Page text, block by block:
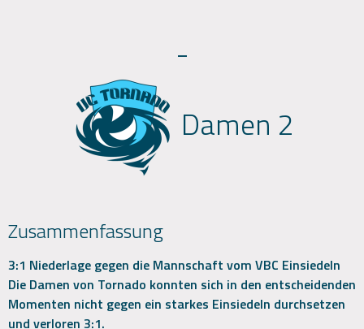
-
Damen 2
Zusammenfassung
3:1 Niederlage gegen die Mannschaft vom VBC Einsiedeln
Die Damen von Tornado konnten sich in den entscheidenden
Momenten nicht gegen ein starkes Einsiedeln durchsetzen
und verloren 3:1.